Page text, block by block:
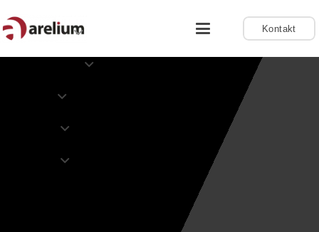
Kontakt